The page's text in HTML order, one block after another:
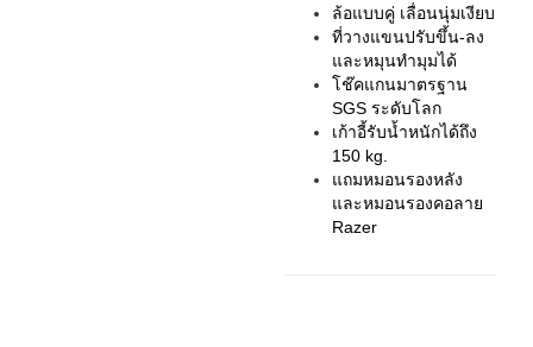
ล้อแบบคู่ เลื่อนนุ่มเงียบ
ที่วางแขนปรับขึ้น-ลง
และหมุนทำมุมได้
โช๊คแกนมาตรฐาน
SGS ระดับโลก
เก้าอี้รับน้ำหนักได้ถึง
150 kg.
แถมหมอนรองหลัง
และหมอนรองคอลาย
Razer